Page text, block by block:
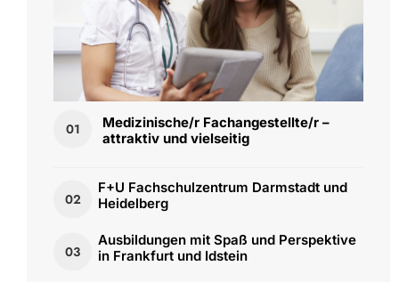
01
Medizinische/r Fachangestellte/r –
attraktiv und vielseitig
02
F+U Fachschulzentrum Darmstadt und
Heidelberg
03
Ausbildungen mit Spaß und Perspektive
in Frankfurt und Idstein